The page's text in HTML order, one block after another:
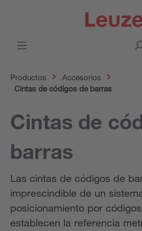
Productos
Accesorios
Cintas de códigos de barras
Cintas de
barras
Las cintas de códigos de
imprescindible de un
posicionamiento por
establecen la referencia